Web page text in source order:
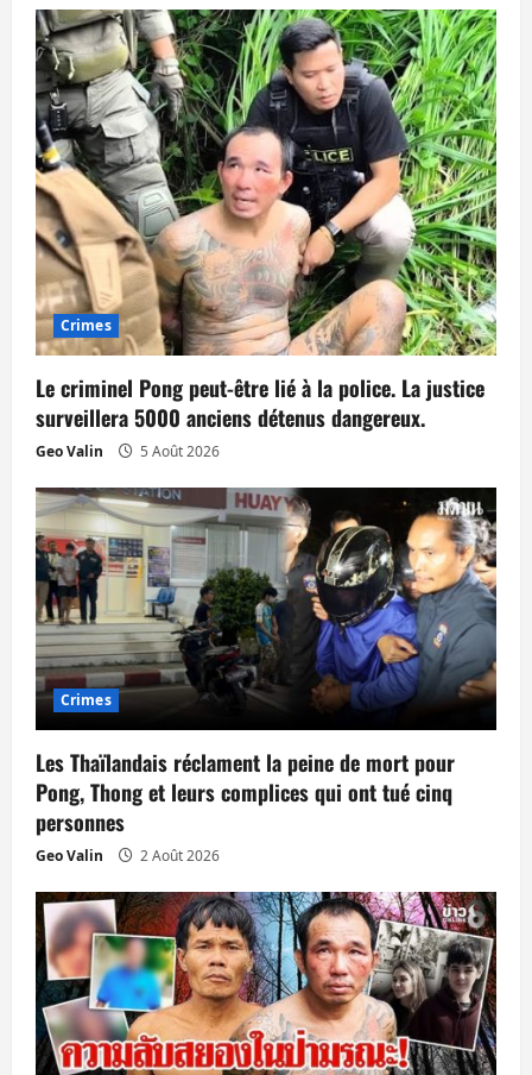
i
o
n
d
’
a
r
t
i
c
l
e
Crimes
Le criminel Pong peut-être lié à la police. La justice
surveillera 5000 anciens détenus dangereux.
Geo Valin 5 Août 2026
Crimes
Les Thaïlandais réclament la peine de mort pour
Pong, Thong et leurs complices qui ont tué cinq
personnes
Geo Valin 2 Août 2026